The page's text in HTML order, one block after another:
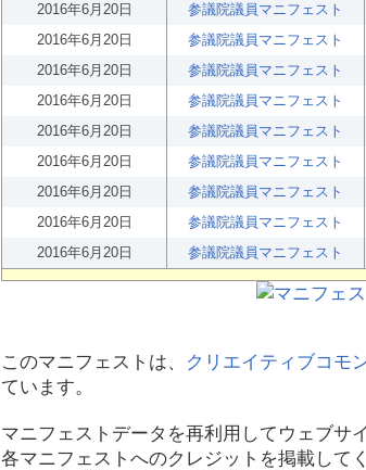
2016年6月20日
参議院議員マニフェスト
2016年6月20日
参議院議員マニフェスト
2016年6月20日
参議院議員マニフェスト
2016年6月20日
参議院議員マニフェスト
2016年6月20日
参議院議員マニフェスト
2016年6月20日
参議院議員マニフェスト
2016年6月20日
参議院議員マニフェスト
2016年6月20日
参議院議員マニフェスト
2016年6月20日
参議院議員マニフェスト
このマニフェストは、 クリエイティブコモ
ています。
マニフェストデータを再利用してウェブサ
各マニフェストへのクレジットを掲載して